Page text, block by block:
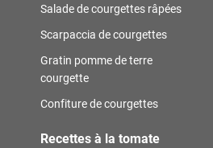
Salade de courgettes râpées
Scarpaccia de courgettes
Gratin pomme de terre
courgette
Confiture de courgettes
Recettes à la tomate